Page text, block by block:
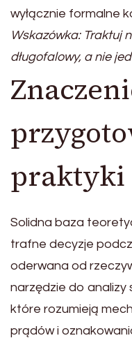
wyłącznie formalne
Wskazówka: Traktuj
długofalowy, a nie
praktyki
Solidna baza
trafne decyzje
oderwana od
narzędzie do analizy
które rozumieją
prądów i